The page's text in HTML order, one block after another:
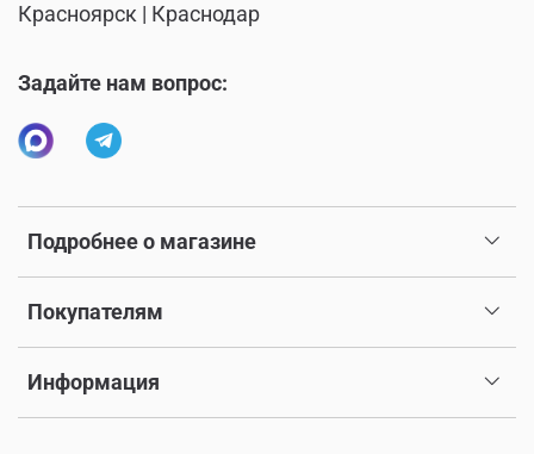
Подробнее о магазине
Покупателям
Информация
Красноярск | Краснодар
Задайте нам вопрос: